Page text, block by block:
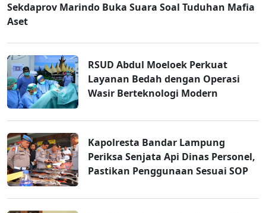
Sekdaprov Marindo Buka Suara Soal Tuduhan Mafia
Aset
RSUD Abdul Moeloek Perkuat
Layanan Bedah dengan Operasi
Wasir Berteknologi Modern
Kapolresta Bandar Lampung
Periksa Senjata Api Dinas Personel,
Pastikan Penggunaan Sesuai SOP